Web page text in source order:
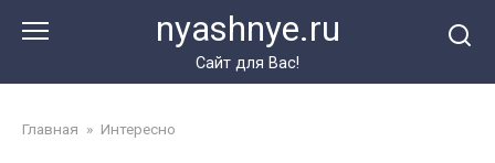
nyashnye.ru
Сайт для Вас!
Главная » Интересно